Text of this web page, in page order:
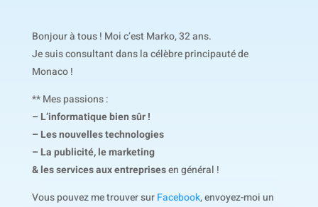
Bonjour à tous ! Moi c’est Marko, 32 ans.
Je suis consultant dans la célèbre principauté de
Monaco !
** Mes passions :
– L’informatique bien sûr !
– Les nouvelles technologies
– La publicité, le marketing
& les services aux entreprisesen général !
Vous pouvez me trouver sur Facebook, envoyez-moi un